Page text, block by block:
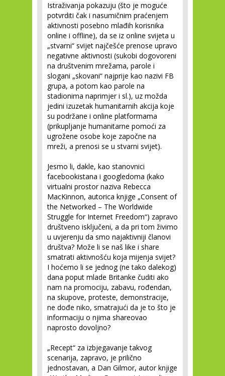
Istraživanja pokazuju (što je moguće
potvrditi čak i nasumičnim praćenjem
aktivnosti posebno mlađih korisnika
online i offline), da se iz online svijeta u
„stvarni“ svijet najčešće prenose upravo
negativne aktivnosti (sukobi dogovoreni
na društvenim mrežama, parole i
slogani „skovani“ najprije kao nazivi FB
grupa, a potom kao parole na
stadionima naprimjer i sl.), uz možda
jedini izuzetak humanitarnih akcija koje
su podržane i online platformama
(prikupljanje humanitarne pomoći za
ugrožene osobe koje započne na
mreži, a prenosi se u stvarni svijet).
Jesmo li, dakle, kao stanovnici
facebookistana i googledoma (kako
virtualni prostor naziva Rebecca
MacKinnon, autorica knjige „Consent of
the Networked – The Worldwide
Struggle for Internet Freedom“) zapravo
društveno isključeni, a da pri tom živimo
u uvjerenju da smo najaktivniji članovi
društva? Može li se naš like i share
smatrati aktivnošću koja mijenja svijet?
I hoćemo li se jednog (ne tako dalekog)
dana poput mlade Britanke čuditi ako
nam na promociju, zabavu, rođendan,
na skupove, proteste, demonstracije,
ne dođe niko, smatrajući da je to što je
informaciju o njima shareovao
naprosto dovoljno?
„Recept“ za izbjegavanje takvog
scenarija, zapravo, je prilično
jednostavan, a Dan Gilmor, autor knjige